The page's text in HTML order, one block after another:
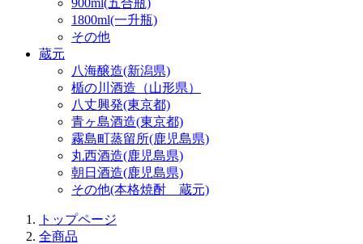
1800ml(一升瓶)
その他
蔵元
八海醸造(新潟県)
楯の川酒造（山形県）
八丈興発(東京都)
青ヶ島酒造(東京都)
霧島町蒸留所(鹿児島県)
丸西酒造(鹿児島県)
朝日酒造(鹿児島県)
その他(本格焼酎 蔵元)
トップページ
全商品